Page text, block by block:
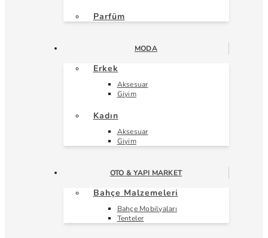
Parfüm
MODA
Erkek
Aksesuar
Giyim
Kadın
Aksesuar
Giyim
OTO & YAPI MARKET
Bahçe Malzemeleri
Bahçe Mobilyaları
Tenteler